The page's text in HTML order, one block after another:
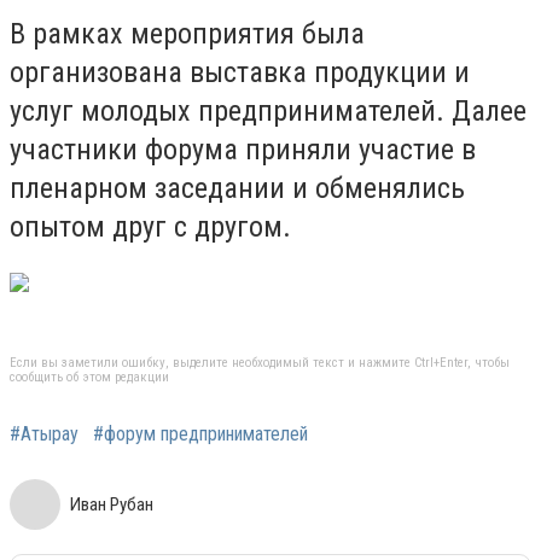
В рамках мероприятия была
организована выставка продукции и
услуг молодых предпринимателей. Далее
участники форума приняли участие в
пленарном заседании и обменялись
опытом друг с другом.
Если вы заметили ошибку, выделите необходимый текст и нажмите Ctrl+Enter, чтобы
сообщить об этом редакции
#Атырау #форум предпринимателей
Иван Рубан